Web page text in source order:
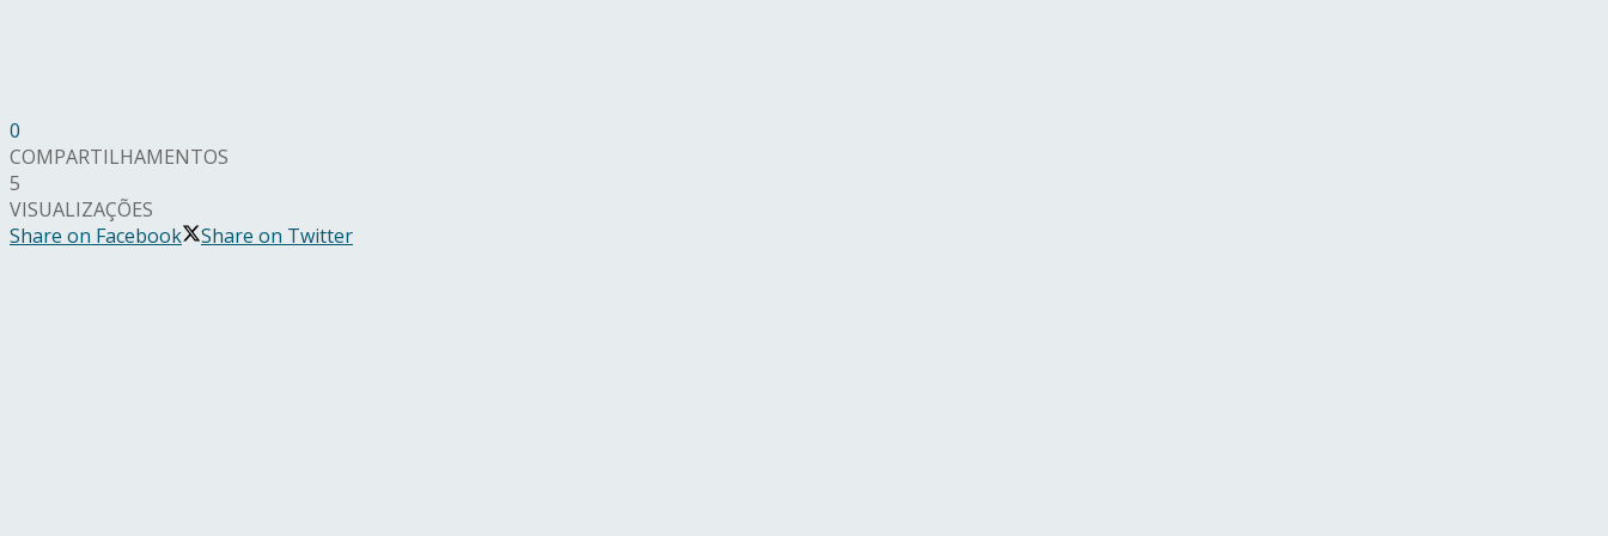
0
COMPARTILHAMENTOS
5
VISUALIZAÇÕES
Share on Facebook
Share on Twitter